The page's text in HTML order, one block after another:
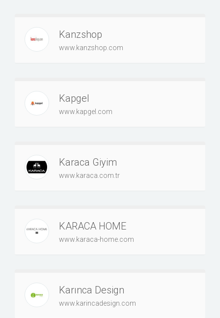
Kanzshop
www.kanzshop.com
Kapgel
www.kapgel.com
Karaca Giyim
www.karaca.com.tr
KARACA HOME
www.karaca-home.com
Karınca Design
www.karincadesign.com